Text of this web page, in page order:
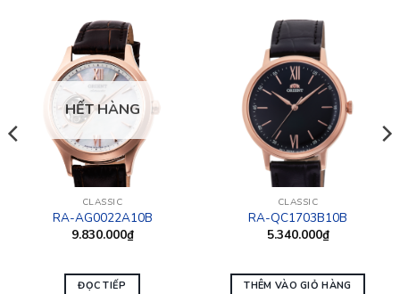
HẾT HÀNG
CLASSIC
RA-AG0022A10B
9.830.000₫
ĐỌC TIẾP
CLASSIC
RA-QC1703B10B
5.340.000₫
THÊM VÀO GIỎ HÀNG